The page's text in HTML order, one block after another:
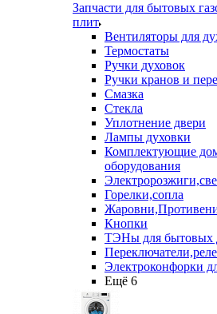
Запчасти для бытовых
плит
Вентиляторы для
Термостаты
Ручки духовок
Ручки кранов и
Смазка
Стекла
Уплотнение двери
Лампы духовки
Комплектующие
оборудования
Горелки,сопла
Кнопки
ТЭНы для бытовых
Переключатели,реле
Электроконфорки
Ещё 6